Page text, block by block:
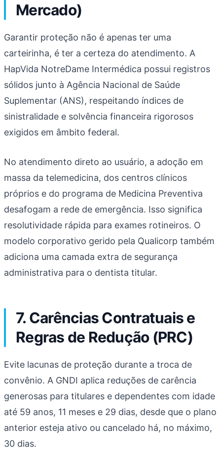
Mercado)
Garantir proteção não é apenas ter uma
carteirinha, é ter a certeza do atendimento. A
HapVida NotreDame Intermédica possui registros
sólidos junto à Agência Nacional de Saúde
Suplementar (ANS), respeitando índices de
sinistralidade e solvência financeira rigorosos
exigidos em âmbito federal.
No atendimento direto ao usuário, a adoção em
massa da telemedicina, dos centros clínicos
próprios e do programa de Medicina Preventiva
desafogam a rede de emergência. Isso significa
resolutividade rápida para exames rotineiros. O
modelo corporativo gerido pela Qualicorp também
adiciona uma camada extra de segurança
administrativa para o dentista titular.
7. Carências Contratuais e
Regras de Redução (PRC)
Evite lacunas de proteção durante a troca de
convênio. A GNDI aplica reduções de carência
generosas para titulares e dependentes com idade
até 59 anos, 11 meses e 29 dias, desde que o plano
anterior esteja ativo ou cancelado há, no máximo,
30 dias.